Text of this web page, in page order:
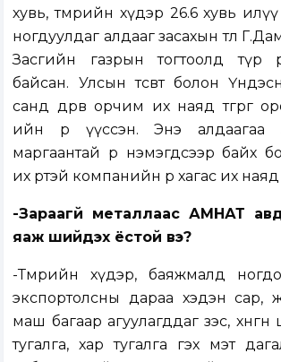
хувь, төмрийн хүдэр 26.6 хувь
ногдуулдаг алдааг засахын төлөө
Засгийн газрын тогтоолд түр
байсан. Улсын төсөвт болон
санд дөрөв орчим их наяд төгрөг
ийн өр үүссэн. Энэ алдаагаа
маргаантай өр нэмэгдсээр байх
их өртэй компанийн өр хагас их наяд
-Зараагүй металлаас АМНАТ
яаж шийдэх ёстой вэ?
-Төмрийн хүдэр, баяжмалд
экспортолсны дараа хэдэн сар,
маш багаар агуулагддаг зэс, хөнгөн
тугалга, хар тугалга гэх мэт